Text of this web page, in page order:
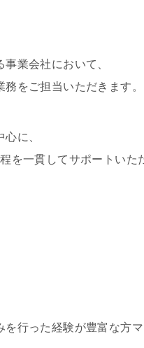
業会社において、
をご担当いただきます。
に、
を一貫してサポートいた
行った経験が豊富な方マ